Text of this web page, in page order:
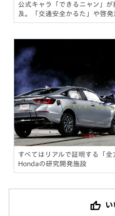
公式キャラ「できるニャン」
及。「交通安全かるた」や啓
すべてはリアルで証明する「全
Hondaの研究開発施設
い